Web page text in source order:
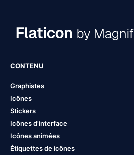
CONTENU
Graphistes
Icônes
Stickers
Icônes d'interface
Icônes animées
Étiquettes de icônes